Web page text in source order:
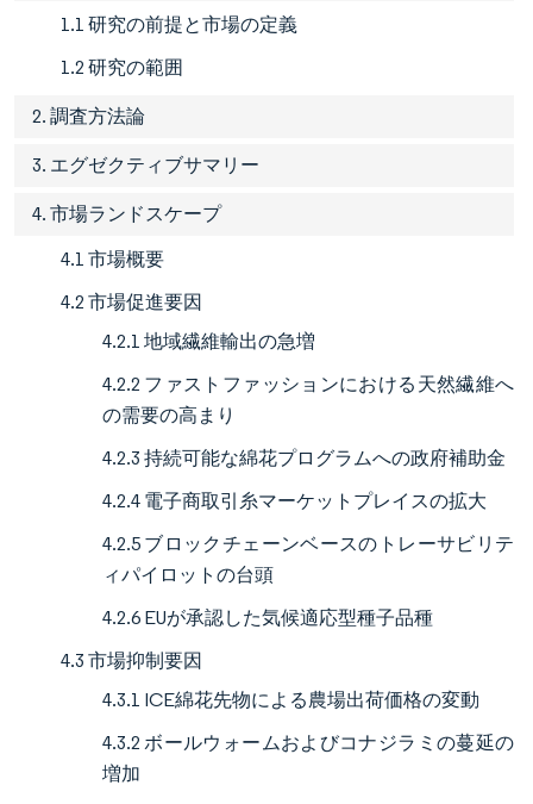
1.1 研究の前提と市場の定義
1.2 研究の範囲
2. 調査方法論
3. エグゼクティブサマリー
4. 市場ランドスケープ
4.1 市場概要
4.2 市場促進要因
4.2.1 地域繊維輸出の急増
4.2.2 ファストファッションにおける天然繊維へ
の需要の高まり
4.2.3 持続可能な綿花プログラムへの政府補助金
4.2.4 電子商取引糸マーケットプレイスの拡大
4.2.5 ブロックチェーンベースのトレーサビリテ
ィパイロットの台頭
4.2.6 EUが承認した気候適応型種子品種
4.3 市場抑制要因
4.3.1 ICE綿花先物による農場出荷価格の変動
4.3.2 ボールウォームおよびコナジラミの蔓延の
増加